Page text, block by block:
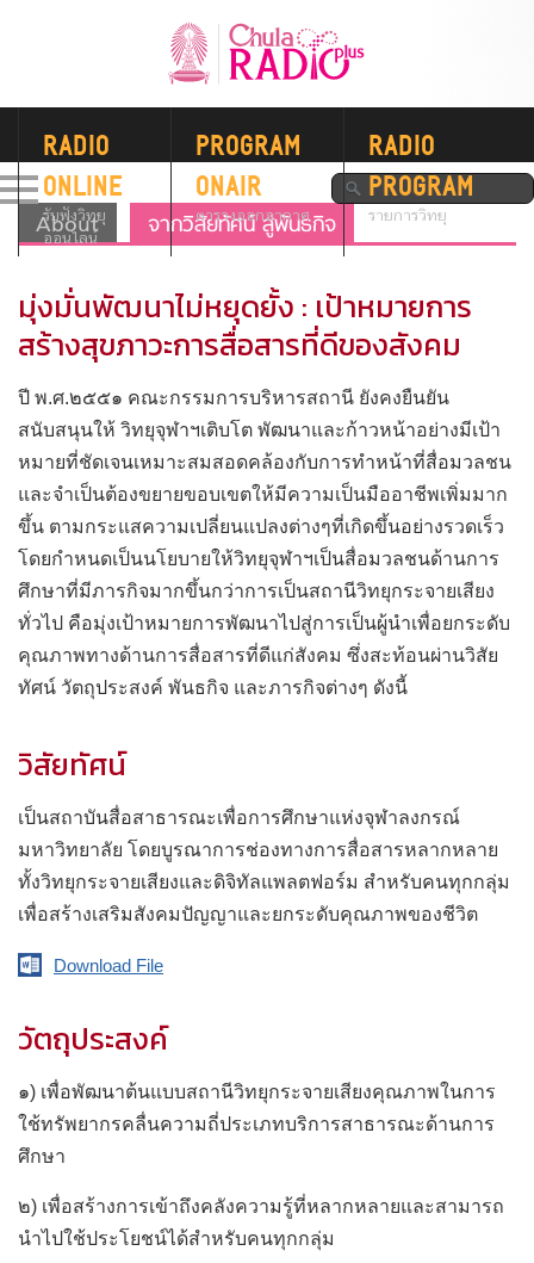
RADIO
ONLINE
รับฟังวิทยุ
ออนไลน์
PROGRAM
ONAIR
ตารางออกอากาศ
RADIO
PROGRAM
รายการวิทยุ
About จากวิสัยทัศน์ สู่พันธกิจ
มุ่งมั่นพัฒนาไม่หยุดยั้ง : เป้าหมายการ
สร้างสุขภาวะการสื่อสารที่ดีของสังคม
ปี พ.ศ.๒๕๕๑ คณะกรรมการบริหารสถานี ยังคงยืนยัน
สนับสนุนให้ วิทยุจุฬาฯเติบโต พัฒนาและก้าวหน้าอย่างมีเป้า
หมายที่ชัดเจนเหมาะสมสอดคล้องกับการทำหน้าที่สื่อมวลชน
และจำเป็นต้องขยายขอบเขตให้มีความเป็นมืออาชีพเพิ่มมาก
ขึ้น ตามกระแสความเปลี่ยนแปลงต่างๆที่เกิดขึ้นอย่างรวดเร็ว
โดยกำหนดเป็นนโยบายให้วิทยุจุฬาฯเป็นสื่อมวลชนด้านการ
ศึกษาที่มีภารกิจมากขึ้นกว่าการเป็นสถานีวิทยุกระจายเสียง
ทั่วไป คือมุ่งเป้าหมายการพัฒนาไปสู่การเป็นผู้นำเพื่อยกระดับ
คุณภาพทางด้านการสื่อสารที่ดีแก่สังคม ซึ่งสะท้อนผ่านวิสัย
ทัศน์ วัตถุประสงค์ พันธกิจ และภารกิจต่างๆ ดังนี้
วิสัยทัศน์
เป็นสถาบันสื่อสาธารณะเพื่อการศึกษาแห่งจุฬาลงกรณ์
มหาวิทยาลัย โดยบูรณาการช่องทางการสื่อสารหลากหลาย
ทั้งวิทยุกระจายเสียงและดิจิทัลแพลตฟอร์ม สำหรับคนทุกกลุ่ม
เพื่อสร้างเสริมสังคมปัญญาและยกระดับคุณภาพของชีวิต
Download File
วัตถุประสงค์
๑) เพื่อพัฒนาต้นแบบสถานีวิทยุกระจายเสียงคุณภาพในการ
ใช้ทรัพยากรคลื่นความถี่ประเภทบริการสาธารณะด้านการ
ศึกษา
๒) เพื่อสร้างการเข้าถึงคลังความรู้ที่หลากหลายและสามารถ
นำไปใช้ประโยชน์ได้สำหรับคนทุกกลุ่ม